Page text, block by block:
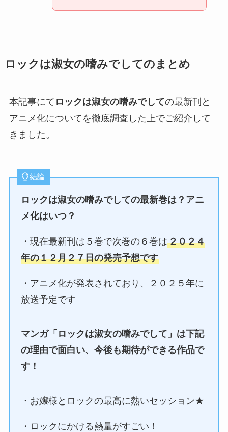
ロックは淑女の嗜みでしてのまとめ
本記事にて ロックは淑女の嗜みでしての最新刊と
アニメ化についてを徹底調査した上でご紹介して
きました。
結論
ロックは淑女の嗜みでしての最新巻は？アニ
メ化はいつ？
・現在最新刊は５巻で次巻の６巻は２０２４
年の１２月２７日の発売予想です
・アニメ化が発表されており、２０２５年に
放送予定です
マンガ「 ロックは淑女の嗜みでして 」は下記
の理由で面白い、今後も期待ができる作品で
す！
・お嬢様とロックの最高に熱いセッション★
・ロックにかける熱量がすごい！